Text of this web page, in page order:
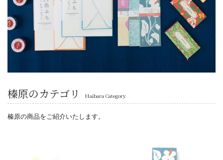
榛原のカテゴリ Haibara Category
榛原の商品をご紹介いたします。